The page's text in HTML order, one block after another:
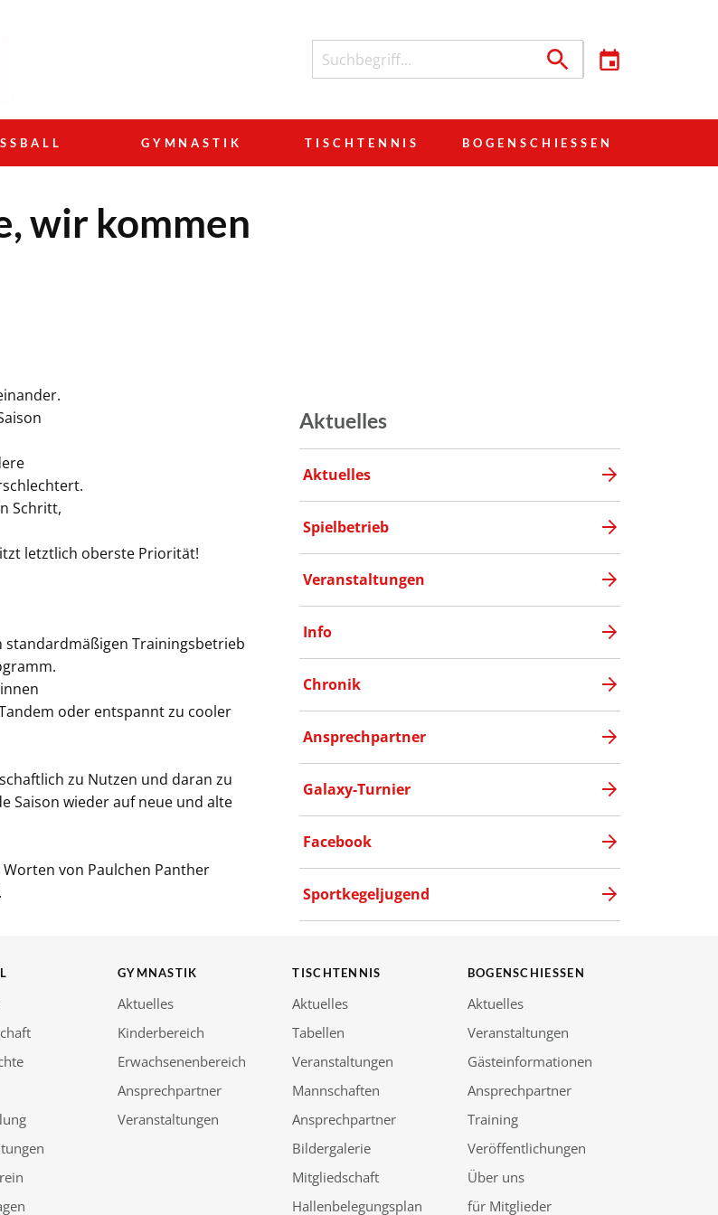
GYMNASTIK TISCHTENNIS BOGENSCHIESSEN
wir kommen
Schritt,
letztlich oberste Priorität!
standardmäßigen Trainingsbetrieb
oder entspannt zu cooler
zu Nutzen und daran zu
Saison wieder auf neue und alte
von Paulchen Panther
Aktuelles
Aktuelles
Spielbetrieb
Veranstaltungen
Info
Chronik
Ansprechpartner
Galaxy-Turnier
Facebook
Sportkegeljugend
GYMNASTIK
Aktuelles
Kinderbereich
Erwachsenenbereich
Ansprechpartner
Veranstaltungen
TISCHTENNIS
Aktuelles
Tabellen
Veranstaltungen
Mannschaften
Ansprechpartner
Bildergalerie
Mitgliedschaft
Hallenbelegungsplan
BOGENSCHIESSEN
Aktuelles
Veranstaltungen
Gästeinformationen
Ansprechpartner
Training
Veröffentlichungen
Über uns
für Mitglieder